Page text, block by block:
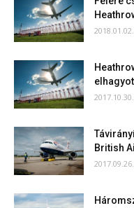
2018.01.02.
2017.10.30.
British
2017.09.26.